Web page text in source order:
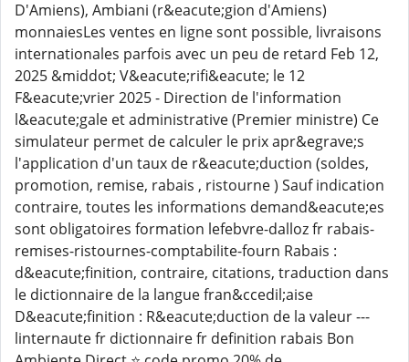
D'Amiens), Ambiani (r&eacute;gion d'Amiens)
monnaiesLes ventes en ligne sont possible, livraisons
internationales parfois avec un peu de retard Feb 12,
2025 &middot; V&eacute;rifi&eacute; le 12
F&eacute;vrier 2025 - Direction de l'information
l&eacute;gale et administrative (Premier ministre) Ce
simulateur permet de calculer le prix apr&egrave;s
l'application d'un taux de r&eacute;duction (soldes,
promotion, remise, rabais , ristourne ) Sauf indication
contraire, toutes les informations demand&eacute;es
sont obligatoires formation lefebvre-dalloz fr rabais-
remises-ristournes-comptabilite-fourn Rabais :
d&eacute;finition, contraire, citations, traduction dans
le dictionnaire de la langue fran&ccedil;aise
D&eacute;finition : R&eacute;duction de la valeur ---
linternaute fr dictionnaire fr definition rabais Bon